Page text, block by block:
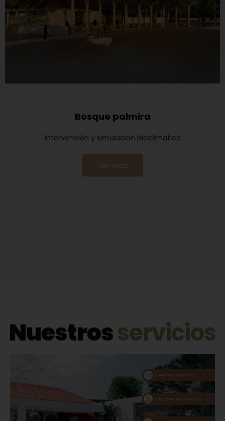
Bosque palmira
Intervención y simulación bioclimática
Ver más
Nuestrosservicios